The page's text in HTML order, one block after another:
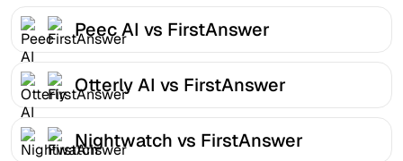
Peec AI vs FirstAnswer
Otterly AI vs FirstAnswer
Nightwatch vs FirstAnswer